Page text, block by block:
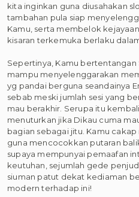
kita inginkan guna diusahakan
tambahan pula siap
Kamu, serta membelok
kisaran terkemuka berlaku
Sepertinya, Kamu bertentangan
mampu menyelenggarakan
yg pandai berguna seandainya
sebab meski jumlah sesi yang
mau berakhir. Serupa itu
menuturkan jika Dikau cuma
bagian sebagai jitu. Kamu
guna mencocokkan putaran
supaya mempunyai pemaafan
keutuhan, sejumlah gede
siuman patut dekat kediaman
modern terhadap ini!